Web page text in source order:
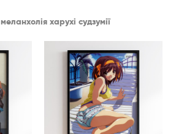
меланхолія харухі судзумії